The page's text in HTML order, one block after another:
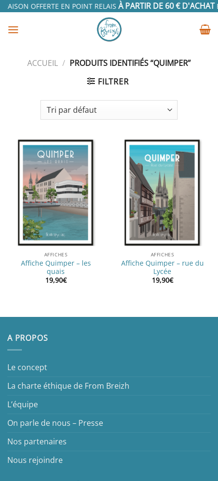
Passer
contenu
OFFERTE EN POINT RELAISÀ PARTIR DE 60 € D'ACHAT
ACCUEIL / PRODUITS IDENTIFIÉS “QUIMPER”
FILTRER
AFFICHES
Affiche Quimper – les
quais
19,90€
AFFICHES
Affiche Quimper – rue du
Lycée
19,90€
A PROPOS
Le concept
La charte éthique de From Breizh
L’équipe
On parle de nous – Presse
Nos partenaires
Nous rejoindre